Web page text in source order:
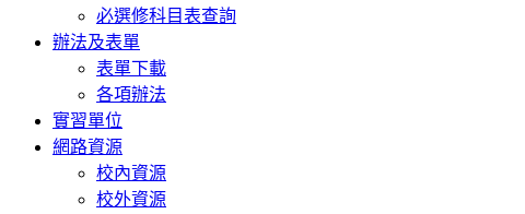
必選修科目表查詢
辦法及表單
表單下載
各項辦法
實習單位
網路資源
校內資源
校外資源